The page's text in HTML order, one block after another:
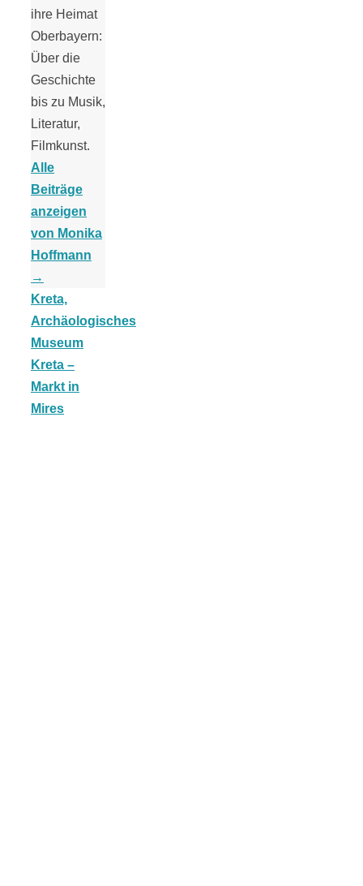
ihre Heimat
Oberbayern:
Über die
Geschichte
bis zu Musik,
Literatur,
Filmkunst.
Alle
Beiträge
anzeigen
von Monika
Hoffmann
→
Kreta,
Archäologisches
Museum
Kreta –
Markt in
Mires